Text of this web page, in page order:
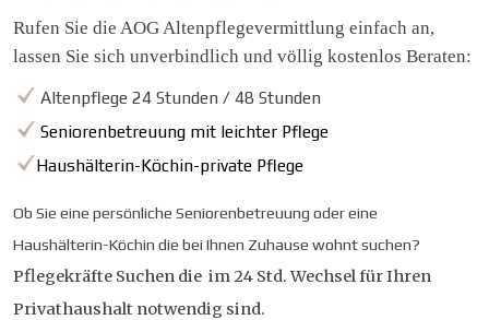
Rufen Sie die AOG Altenpflegevermittlung einfach an,
lassen Sie sich unverbindlich und völlig kostenlos Beraten:
Altenpflege 24 Stunden / 48 Stunden
Seniorenbetreuung mit leichter Pflege
Haushälterin-Köchin-private Pflege
Ob Sie eine persönliche Seniorenbetreuung oder eine
Haushälterin-Köchin die bei Ihnen Zuhause wohnt suchen?
Pflegekräfte Suchen die im 24 Std. Wechsel für Ihren
Privathaushalt notwendig sind.